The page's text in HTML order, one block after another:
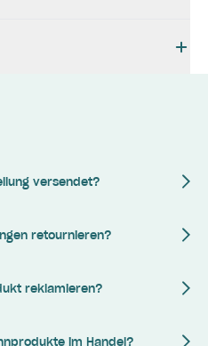
versendet?
retournieren?
reklamieren?
im Handel?